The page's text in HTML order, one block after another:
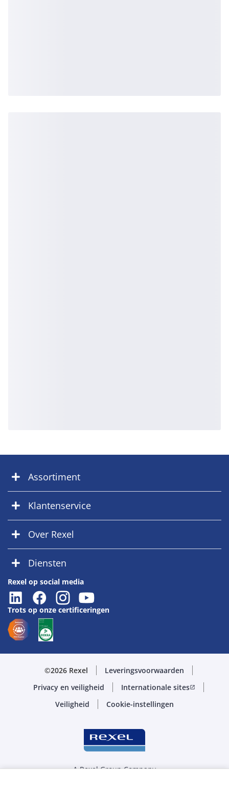
Assortiment
Klantenservice
Over Rexel
Diensten
Rexel op social media
Trots op onze certificeringen
©2026 Rexel
Leveringsvoorwaarden
Privacy en veiligheid
Internationale sitesopen_in_new
Veiligheid Cookie-instellingen
A Rexel Group Company